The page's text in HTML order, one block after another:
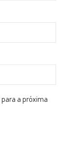
para a próxima